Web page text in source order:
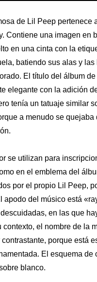
de Lil Peep pertenece
Contiene una imagen en
en una cinta con la
batiendo sus alas y las
El título del álbum
elegante con la adición
tenía un tatuaje similar
a menudo se quejaba
se utilizan para
en el emblema del
por el propio Lil Peep,
apodo del músico está
en las que
contexto, el nombre de la
porque está
El esquema de
blanco.